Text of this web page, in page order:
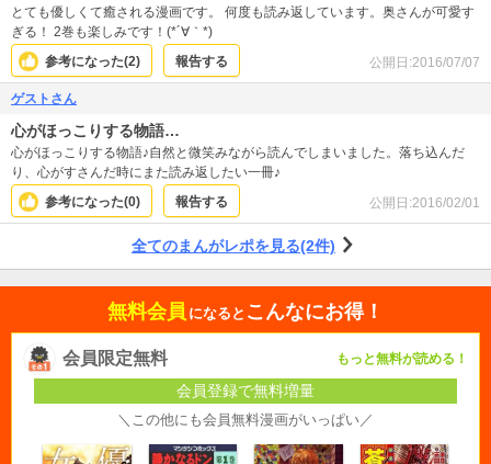
とても優しくて癒される漫画です。 何度も読み返しています。奥さんが可愛す
ぎる！ 2巻も楽しみです！(*´∀｀*)
参考になった(2) 報告する 公開日:2016/07/07
ゲストさん
心がほっこりする物語…
心がほっこりする物語♪自然と微笑みながら読んでしまいました。落ち込んだ
り、心がすさんだ時にまた読み返したい一冊♪
参考になった(0) 報告する 公開日:2016/02/01
全てのまんがレポを見る(2件)
無料会員 になると こんなにお得！
会員限定無料 もっと無料が読める！
会員登録で無料増量
＼この他にも会員無料漫画がいっぱい／